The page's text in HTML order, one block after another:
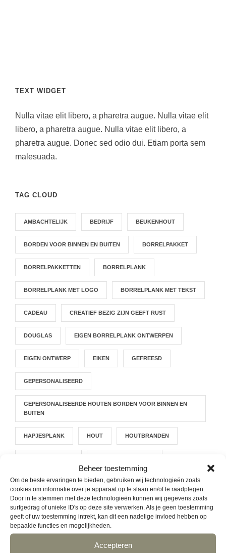
Beheer toestemming
Om de beste ervaringen te bieden, gebruiken wij technologieën zoals
cookies om informatie over je apparaat op te slaan en/of te raadplegen.
Door in te stemmen met deze technologieën kunnen wij gegevens zoals
surfgedrag of unieke ID's op deze site verwerken. Als je geen toestemming
geeft of uw toestemming intrekt, kan dit een nadelige invloed hebben op
bepaalde functies en mogelijkheden.
Accepteren
TEXT WIDGET
Nulla vitae elit libero, a pharetra augue. Nulla vitae elit
libero, a pharetra augue. Nulla vitae elit libero, a
pharetra augue. Donec sed odio dui. Etiam porta sem
malesuada.
TAG CLOUD
AMBACHTELIJK BEDRIJF BEUKENHOUT
BORDEN VOOR BINNEN EN BUITEN BORRELPAKKET
BORRELPAKKETTEN BORRELPLANK
BORRELPLANK MET LOGO BORRELPLANK MET TEKST
CADEAU CREATIEF BEZIG ZIJN GEEFT RUST
DOUGLAS EIGEN BORRELPLANK ONTWERPEN
EIGEN ONTWERP EIKEN GEFREESD
GEPERSONALISEERD
GEPERSONALISEERDE HOUTEN BORDEN VOOR BINNEN EN
BUITEN
HAPJESPLANK HOUT HOUTBRANDEN
HOUTEN PRODUCTEN INGESCHILDERD
KERSTCADEAU KERSTPAKKET KINDEREN
LASERGRAVEREN LASERSNIJDEN
ONTWERP JE EIGEN PRODUCT